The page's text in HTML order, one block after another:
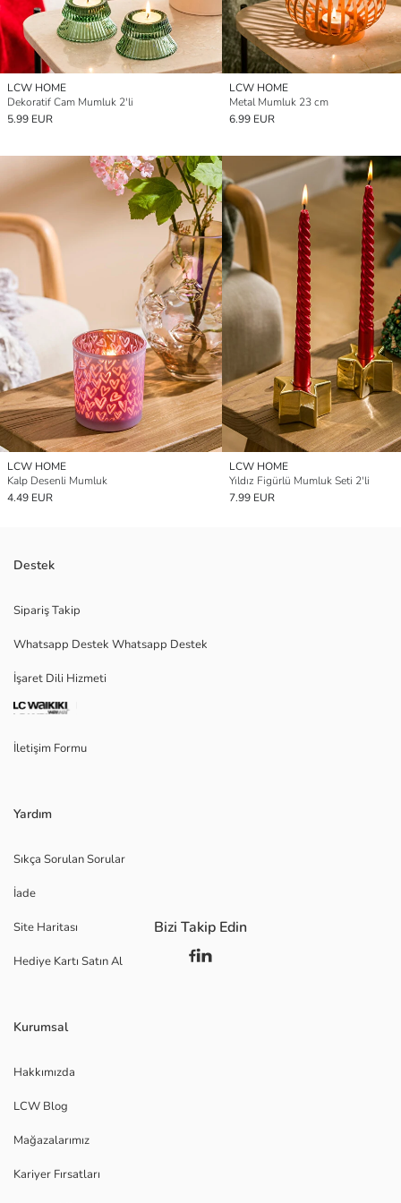
LCW HOME
Dekoratif Cam Mumluk 2'li
5.99 EUR
LCW HOME
Metal Mumluk 23 cm
6.99 EUR
LCW HOME
Kalp Desenli Mumluk
4.49 EUR
LCW HOME
Yıldız Figürlü Mumluk Seti 2'li
7.99 EUR
Destek
Sipariş Takip
Whatsapp Destek Whatsapp Destek
İşaret Dili Hizmeti
İletişim Formu
Yardım
Sıkça Sorulan Sorular
İade
Site Haritası
Hediye Kartı Satın Al
Kurumsal
Hakkımızda
LCW Blog
Mağazalarımız
Kariyer Fırsatları
Bizi Takip Edin